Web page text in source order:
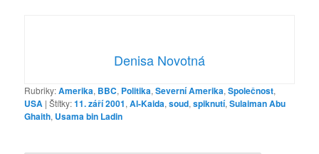
Denisa Novotná
Rubriky:Amerika, BBC, Politika,Severní Amerika,Společnost,
USA |Štítky:11. září 2001,Al-Kaida,soud,spiknutí,Sulaiman Abu
Ghaith, Usama bin Ladin